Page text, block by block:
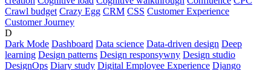
Crawl budget Crazy Egg CRM CSS Customer Experience
Customer Journey
D
Dark Mode Dashboard Data science Data-driven design Deep
learning Design patterns Design responsywny Design studio
DesignOps Diary study Digital Employee Experience Django